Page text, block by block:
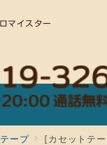
マイスター
ープ [カセットテ